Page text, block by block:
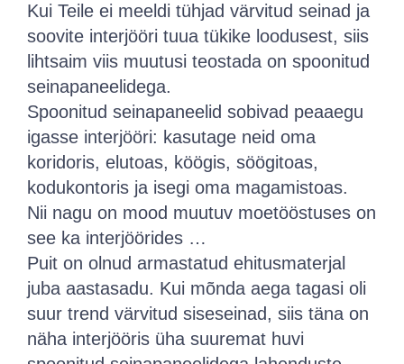
Kui Teile ei meeldi tühjad värvitud seinad ja
soovite interjööri tuua tükike loodusest, siis
lihtsaim viis muutusi teostada on spoonitud
seinapaneelidega.
Spoonitud seinapaneelid sobivad peaaegu
igasse interjööri: kasutage neid oma
koridoris, elutoas, köögis, söögitoas,
kodukontoris ja isegi oma magamistoas.
Nii nagu on mood muutuv moetööstuses on
see ka interjöörides …
Puit on olnud armastatud ehitusmaterjal
juba aastasadu. Kui mõnda aega tagasi oli
suur trend värvitud siseseinad, siis täna on
näha interjööris üha suuremat huvi